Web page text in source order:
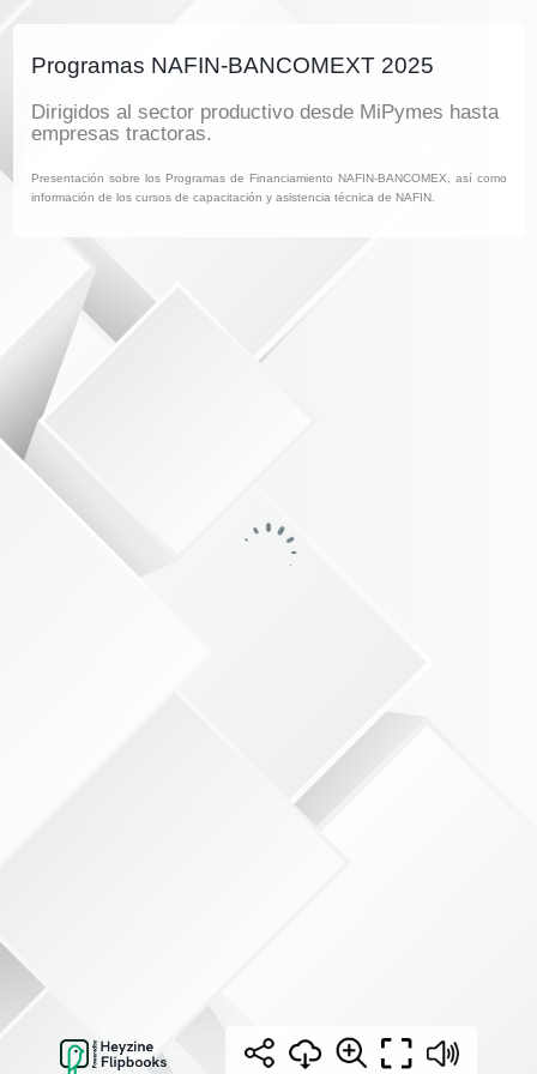
Programas NAFIN-BANCOMEXT 2025
Dirigidos al sector productivo desde MiPymes hasta
empresas tractoras.
Presentación sobre los Programas de Financiamiento NAFIN-BANCOMEX, así como
información de los cursos de capacitación y asistencia técnica de NAFIN.